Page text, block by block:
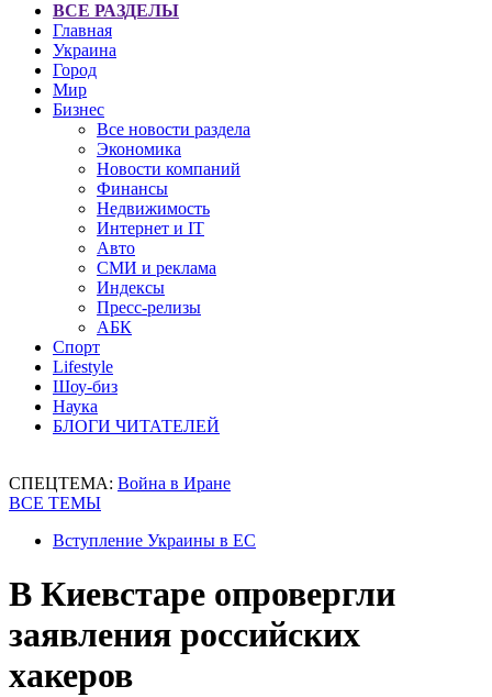
ВСЕ РАЗДЕЛЫ
Главная
Украина
Город
Мир
Бизнес
Все новости раздела
Экономика
Новости компаний
Финансы
Недвижимость
Интернет и IT
Авто
СМИ и реклама
Индексы
Пресс-релизы
АБК
Спорт
Lifestyle
Шоу-биз
Наука
БЛОГИ ЧИТАТЕЛЕЙ
СПЕЦТЕМА: Война в Иране
ВСЕ ТЕМЫ
Вступление Украины в ЕС
В Киевстаре опровергли
заявления российских
хакеров